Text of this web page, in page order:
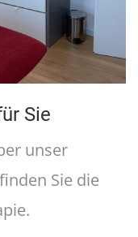
Sie
unser
Sie die